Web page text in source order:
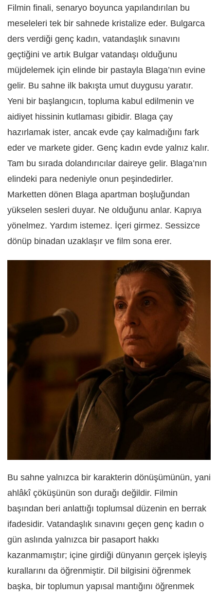
Filmin finali, senaryo boyunca yapılandırılan bu
meseleleri tek bir sahnede kristalize eder. Bulgarca
ders verdiği genç kadın, vatandaşlık sınavını
geçtiğini ve artık Bulgar vatandaşı olduğunu
müjdelemek için elinde bir pastayla Blaga’nın evine
gelir. Bu sahne ilk bakışta umut duygusu yaratır.
Yeni bir başlangıcın, topluma kabul edilmenin ve
aidiyet hissinin kutlaması gibidir. Blaga çay
hazırlamak ister, ancak evde çay kalmadığını fark
eder ve markete gider. Genç kadın evde yalnız kalır.
Tam bu sırada dolandırıcılar daireye gelir. Blaga’nın
elindeki para nedeniyle onun peşindedirler.
Marketten dönen Blaga apartman boşluğundan
yükselen sesleri duyar. Ne olduğunu anlar. Kapıya
yönelmez. Yardım istemez. İçeri girmez. Sessizce
dönüp binadan uzaklaşır ve film sona erer.
Bu sahne yalnızca bir karakterin dönüşümünün, yani
ahlâkî çöküşünün son durağı değildir. Filmin
başından beri anlattığı toplumsal düzenin en berrak
ifadesidir. Vatandaşlık sınavını geçen genç kadın o
gün aslında yalnızca bir pasaport hakkı
kazanmamıştır; içine girdiği dünyanın gerçek işleyiş
kurallarını da öğrenmiştir. Dil bilgisini öğrenmek
başka, bir toplumun yapısal mantığını öğrenmek